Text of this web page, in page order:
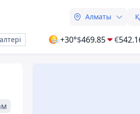
Алматы
+30°$469.85 €